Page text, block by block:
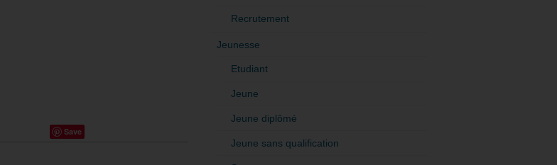
Save
Recrutement
Jeunesse
Etudiant
Jeune
Jeune diplômé
Jeune sans qualification